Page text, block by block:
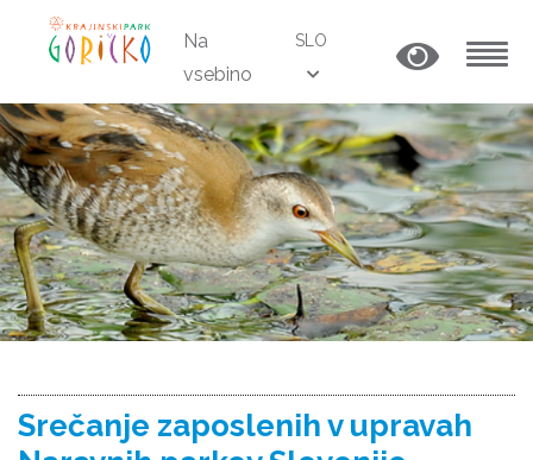
Na
vsebino
SLO
Srečanje zaposlenih v upravah